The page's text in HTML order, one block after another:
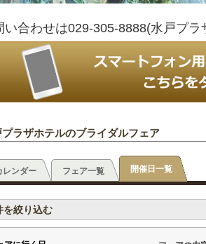
い合わせは029-305-8888(水戸プ
ラザホテルのブライダルフェア
レンダー フェア一覧 開催日一覧
を絞り込む